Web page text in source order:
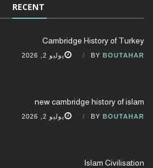
RECENT
Cambridge History of Turkey
BY BOUTAHAR يوليو 2, 2026
new cambridge history of islam
BY BOUTAHAR يوليو 2, 2026
Islam Civilisation